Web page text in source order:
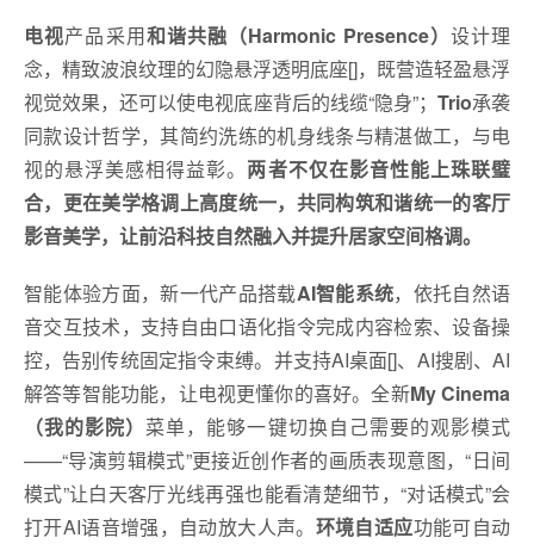
电视产品采用和谐共融（Harmonic Presence） 设计理
念，精致波浪纹理的幻隐悬浮透明底座[]，既营造轻盈悬浮
视觉效果，还可以使电视底座背后的线缆“隐身”； Trio承袭
同款设计哲学，其简约洗练的机身线条与精湛做工，与电
视的悬浮美感相得益彰。 两者不仅在影音性能上珠联璧
合，更在美学格调上高度统一，共同构筑和谐统一的客厅
影音美学，让前沿科技自然融入并提升居家空间格调。
智能体验方面，新一代产品搭载AI智能系统，依托自然语
音交互技术，支持自由口语化指令完成内容检索、设备操
控，告别传统固定指令束缚。并支持AI桌面[]、AI搜剧、AI
解答等智能功能，让电视更懂你的喜好。全新My Cinema
（我的影院） 菜单，能够一键切换自己需要的观影模式
——“导演剪辑模式”更接近创作者的画质表现意图，“日间
模式”让白天客厅光线再强也能看清楚细节，“对话模式”会
打开AI语音增强，自动放大人声。 环境自适应功能可自动